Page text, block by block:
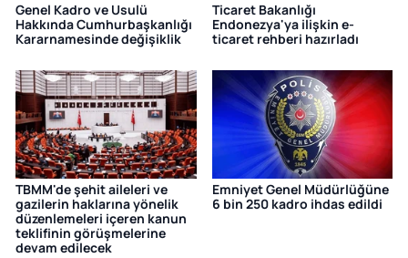
Genel Kadro ve Usulü
Hakkında Cumhurbaşkanlığı
Kararnamesinde değişiklik
Ticaret Bakanlığı
Endonezya'ya ilişkin e-
ticaret rehberi hazırladı
TBMM'de şehit aileleri ve
gazilerin haklarına yönelik
düzenlemeleri içeren kanun
teklifinin görüşmelerine
devam edilecek
Emniyet Genel Müdürlüğüne
6 bin 250 kadro ihdas edildi